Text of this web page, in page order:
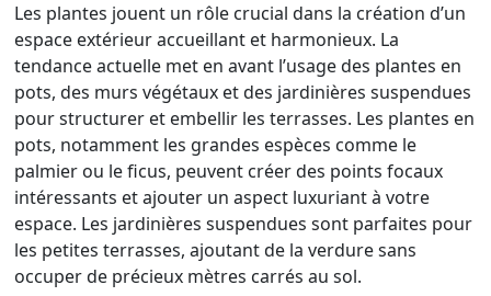
Les plantes jouent un rôle crucial dans la création d’un
espace extérieur accueillant et harmonieux. La
tendance actuelle met en avant l’usage des plantes en
pots, des murs végétaux et des jardinières suspendues
pour structurer et embellir les terrasses. Les plantes en
pots, notamment les grandes espèces comme le
palmier ou le ficus, peuvent créer des points focaux
intéressants et ajouter un aspect luxuriant à votre
espace. Les jardinières suspendues sont parfaites pour
les petites terrasses, ajoutant de la verdure sans
occuper de précieux mètres carrés au sol.